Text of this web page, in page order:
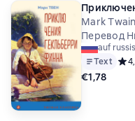
Mark Twain
Перевод
auf
Text
€1,78